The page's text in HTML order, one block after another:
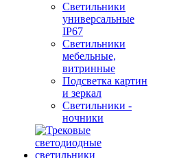
Светильники
универсальные
IP67
Светильники
мебельные,
витринные
Подсветка картин
и зеркал
Светильники -
ночники